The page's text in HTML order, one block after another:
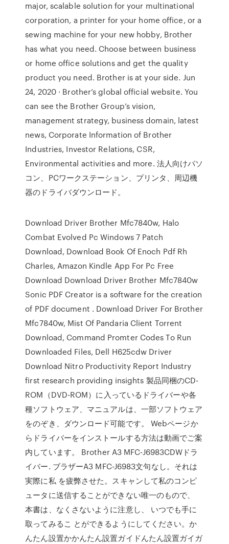
major, scalable solution for your multinational
corporation, a printer for your home office, or a
sewing machine for your new hobby, Brother
has what you need. Choose between business
or home office solutions and get the quality
product you need. Brother is at your side. Jun
24, 2020 · Brother’s global official website. You
can see the Brother Group’s vision,
management strategy, business domain, latest
news, Corporate Information of Brother
Industries, Investor Relations, CSR,
Environmental activities and more. 法人向けパソ
コン、PCワークステーション、プリンタ、周辺機
器のドライバダウンロード。
Download Driver Brother Mfc7840w, Halo
Combat Evolved Pc Windows 7 Patch
Download, Download Book Of Enoch Pdf Rh
Charles, Amazon Kindle App For Pc Free
Download Download Driver Brother Mfc7840w
Sonic PDF Creator is a software for the creation
of PDF document . Download Driver For Brother
Mfc7840w, Mist Of Pandaria Client Torrent
Download, Command Promter Codes To Run
Downloaded Files, Dell H625cdw Driver
Download Nitro Productivity Report Industry
first research providing insights 製品同梱のCD-
ROM（DVD-ROM）に入っているドライバーや各
種ソフトウェア、マニュアルは、一部ソフトウェア
をのぞき、ダウンロード可能です。 Webページか
らドライバーをインストールする方法は動画でご案
内しています。 Brother A3 MFC-J6983CDWドラ
イバー. ブラザーA3 MFC-J6983文句なし。それは
実際に私 を疲弊させた。スキャンして私のコンピ
ュータに送信することができない唯一のもので、
本書は、なくさないように注意し、 いつでも手に
取ってみるこ とができるようにしてください。か
んたん設置かかんたん設置ガイドんたん設置ガイガ